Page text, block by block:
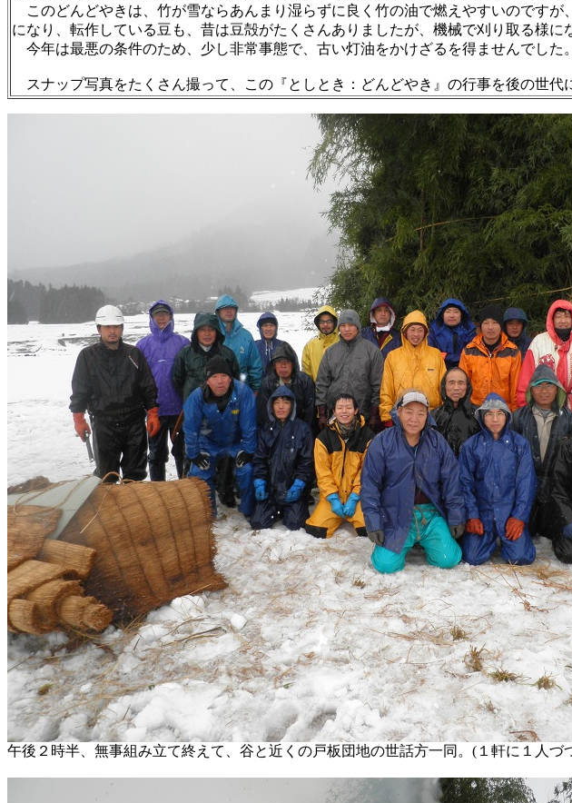
このどんどやきは、竹が雪ならあんまり湿らずに良く竹の油で燃えやすいのです
になり、転作している豆も、昔は豆殻がたくさんありましたが、機械で刈り取る様に
今年は最悪の条件のため、少し非常事態で、古い灯油をかけざるを得ませんでした。
スナップ写真をたくさん撮って、この『としとき：どんどやき』の行事を後の世代
午後２時半、無事組み立て終えて、谷と近くの戸板団地の世話方一同。(１軒に１人